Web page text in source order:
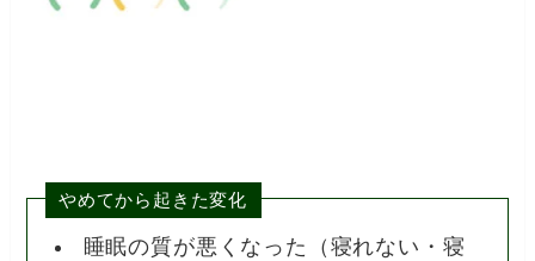
やめてから起きた変化
睡眠の質が悪くなった（寝れない・寝